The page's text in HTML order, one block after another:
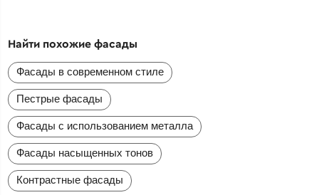
Найти похожие фасады
Фасады в современном стиле
Пестрые фасады
Фасады с использованием металла
Фасады насыщенных тонов
Контрастные фасады